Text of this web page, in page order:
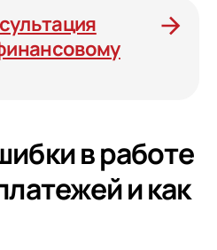
в работе
и как
Персональных
сПолитикой